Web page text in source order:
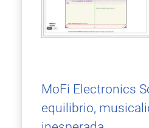
MoFi Electronics
equilibrio,